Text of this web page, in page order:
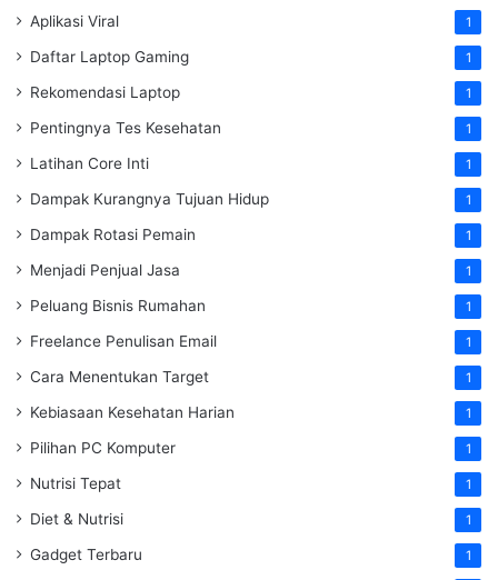
Aplikasi Viral 1
Daftar Laptop Gaming 1
Rekomendasi Laptop 1
Pentingnya Tes Kesehatan 1
Latihan Core Inti 1
Dampak Kurangnya Tujuan Hidup 1
Dampak Rotasi Pemain 1
Menjadi Penjual Jasa 1
Peluang Bisnis Rumahan 1
Freelance Penulisan Email 1
Cara Menentukan Target 1
Kebiasaan Kesehatan Harian 1
Pilihan PC Komputer 1
Nutrisi Tepat 1
Diet & Nutrisi 1
Gadget Terbaru 1